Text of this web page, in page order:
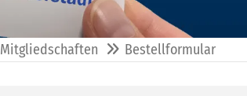
Mitgliedschaften Bestellformular